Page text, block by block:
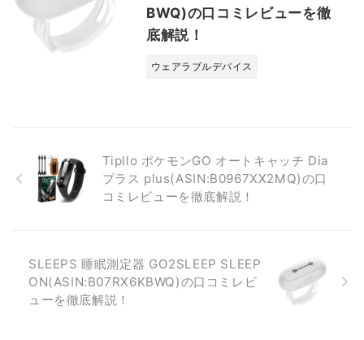
BWQ)の口コミレビューを徹
底解説！
ウェアラブルデバイス
Tipllo ポケモンGO オートキャッチ Dia
プラス plus(ASIN:B0967XX2MQ)の口
コミレビューを徹底解説！
SLEEPS 睡眠測定器 GO2SLEEP SLEEP
ON(ASIN:B07RX6KBWQ)の口コミレビ
ューを徹底解説！